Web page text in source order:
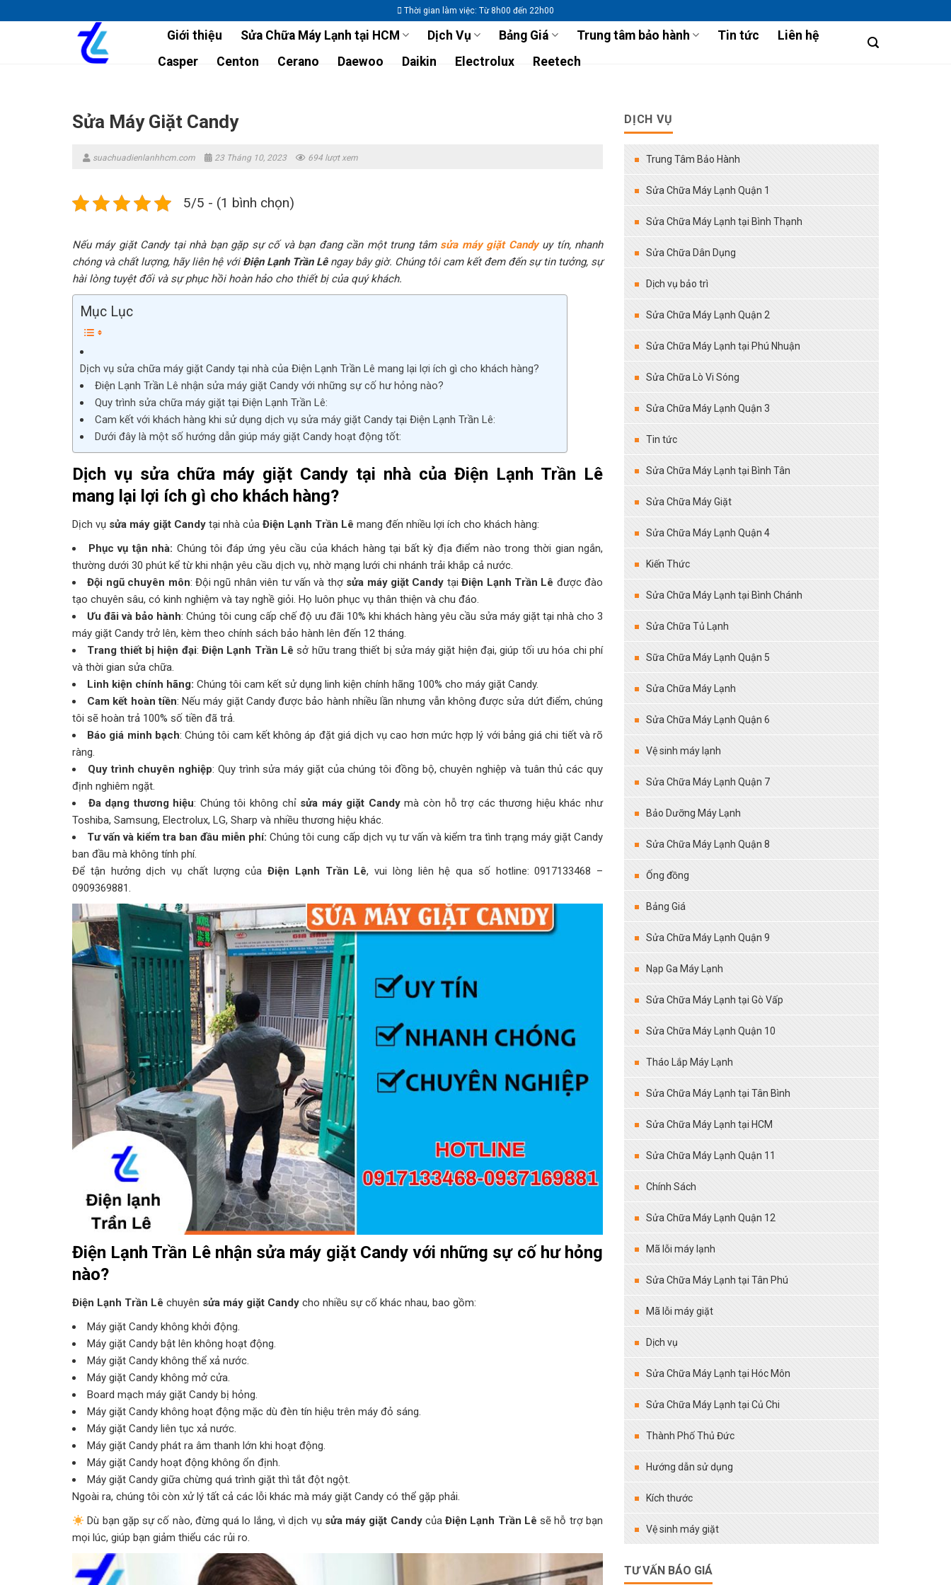
to
Thời gian làm việc: Từ 8h00 đến 22h00
Giới thiệu Sửa Chữa Máy Lạnh tại HCM Dịch Vụ Bảng Giá Trung tâm bảo hành Tin tức
Liên hệ
Casper
Centon Cerano Daewoo Daikin Electrolux Reetech
Sửa Máy Giặt Candy
suachuadienlanhhcm.com 23 Tháng 10, 2023 694 lượt xem
5/5 - (1 bình chọn)
Nếu máy giặt Candy tại nhà bạn gặp sự cố và bạn đang cần một trung tâm sửa máy giặt Candyuy tín, nhanh
chóng và chất lượng, hãy liên hệ với Điện Lạnh Trần Lêngay bây giờ. Chúng tôi cam kết đem đến sự tin tưởng, sự
hài lòng tuyệt đối và sự phục hồi hoàn hảo cho thiết bị của quý khách.
Mục Lục
Dịch vụ sửa chữa máy giặt Candy tại nhà của Điện Lạnh Trần Lê mang lại lợi ích gì cho khách hàng?
Điện Lạnh Trần Lê nhận sửa máy giặt Candy với những sự cố hư hỏng nào?
Quy trình sửa chữa máy giặt tại Điện Lạnh Trần Lê:
Cam kết với khách hàng khi sử dụng dịch vụ sửa máy giặt Candy tại Điện Lạnh Trần Lê:
Dưới đây là một số hướng dẫn giúp máy giặt Candy hoạt động tốt:
Dịch vụ sửa chữa máy giặt Candy tại nhà của Điện Lạnh Trần Lê
mang lại lợi ích gì cho khách hàng?
Dịch vụ sửa máy giặt Candy tại nhà của Điện Lạnh Trần Lê mang đến nhiều lợi ích cho khách hàng:
Phục vụ tận nhà: Chúng tôi đáp ứng yêu cầu của khách hàng tại bất kỳ địa điểm nào trong thời gian ngắn,
thường dưới 30 phút kể từ khi nhận yêu cầu dịch vụ, nhờ mạng lưới chi nhánh trải khắp cả nước.
Đội ngũ chuyên môn: Đội ngũ nhân viên tư vấn và thợ sửa máy giặt Candy tạiĐiện Lạnh Trần Lê được đào
tạo chuyên sâu, có kinh nghiệm và tay nghề giỏi. Họ luôn phục vụ thân thiện và chu đáo.
Ưu đãi và bảo hành: Chúng tôi cung cấp chế độ ưu đãi 10% khi khách hàng yêu cầu sửa máy giặt tại nhà cho 3
máy giặt Candy trở lên, kèm theo chính sách bảo hành lên đến 12 tháng.
Trang thiết bị hiện đại: Điện Lạnh Trần Lê sở hữu trang thiết bị sửa máy giặt hiện đại, giúp tối ưu hóa chi phí
và thời gian sửa chữa.
Linh kiện chính hãng: Chúng tôi cam kết sử dụng linh kiện chính hãng 100% cho máy giặt Candy.
Cam kết hoàn tiền: Nếu máy giặt Candy được bảo hành nhiều lần nhưng vẫn không được sửa dứt điểm, chúng
tôi sẽ hoàn trả 100% số tiền đã trả.
Báo giá minh bạch: Chúng tôi cam kết không áp đặt giá dịch vụ cao hơn mức hợp lý với bảng giá chi tiết và rõ
ràng.
Quy trình chuyên nghiệp: Quy trình sửa máy giặt của chúng tôi đồng bộ, chuyên nghiệp và tuân thủ các quy
định nghiêm ngặt.
Đa dạng thương hiệu: Chúng tôi không chỉ sửa máy giặt Candymà còn hỗ trợ các thương hiệu khác như
Toshiba, Samsung, Electrolux, LG, Sharp và nhiều thương hiệu khác.
Tư vấn và kiểm tra ban đầu miễn phí: Chúng tôi cung cấp dịch vụ tư vấn và kiểm tra tình trạng máy giặt Candy
ban đầu mà không tính phí.
Để tận hưởng dịch vụ chất lượng của Điện Lạnh Trần Lê, vui lòng liên hệ qua số hotline: 0917133468 –
0909369881.
Điện Lạnh Trần Lênhận sửa máy giặt Candyvới những sự cố hư hỏng
nào?
Điện Lạnh Trần Lê chuyên sửa máy giặt Candy cho nhiều sự cố khác nhau, bao gồm:
Máy giặt Candy không khởi động.
Máy giặt Candy bật lên không hoạt động.
Máy giặt Candy không thể xả nước.
Máy giặt Candy không mở cửa.
Board mạch máy giặt Candy bị hỏng.
Máy giặt Candy không hoạt động mặc dù đèn tín hiệu trên máy đỏ sáng.
Máy giặt Candy liên tục xả nước.
Máy giặt Candy phát ra âm thanh lớn khi hoạt động.
Máy giặt Candy hoạt động không ổn định.
Máy giặt Candy giữa chừng quá trình giặt thì tắt đột ngột.
Ngoài ra, chúng tôi còn xử lý tất cả các lỗi khác mà máy giặt Candy có thể gặp phải.
Dù bạn gặp sự cố nào, đừng quá lo lắng, vì dịch vụ sửa máy giặt CandycủaĐiện Lạnh Trần Lê sẽ hỗ trợ bạn
mọi lúc, giúp bạn giảm thiểu các rủi ro.
DỊCH VỤ
Trung Tâm Bảo Hành
Sửa Chữa Máy Lạnh Quận 1
Sửa Chữa Máy Lạnh tại Bình Thạnh
Sửa Chữa Dân Dụng
Dịch vụ bảo trì
Sửa Chữa Máy Lạnh Quận 2
Sửa Chữa Máy Lạnh tại Phú Nhuận
Sửa Chữa Lò Vi Sóng
Sửa Chữa Máy Lạnh Quận 3
Tin tức
Sửa Chữa Máy Lạnh tại Bình Tân
Sửa Chữa Máy Giặt
Sửa Chữa Máy Lạnh Quận 4
Kiến Thức
Sửa Chữa Máy Lạnh tại Bình Chánh
Sửa Chữa Tủ Lạnh
Sữa Chữa Máy Lạnh Quận 5
Sửa Chữa Máy Lạnh
Sửa Chữa Máy Lạnh Quận 6
Vệ sinh máy lạnh
Sửa Chữa Máy Lạnh Quận 7
Bảo Dưỡng Máy Lạnh
Sửa Chữa Máy Lạnh Quận 8
Ống đồng
Bảng Giá
Sửa Chữa Máy Lạnh Quận 9
Nạp Ga Máy Lạnh
Sửa Chữa Máy Lạnh tại Gò Vấp
Sửa Chữa Máy Lạnh Quận 10
Tháo Lắp Máy Lạnh
Sửa Chữa Máy Lạnh tại Tân Bình
Sửa Chữa Máy Lạnh tại HCM
Sửa Chữa Máy Lạnh Quận 11
Chính Sách
Sửa Chữa Máy Lạnh Quận 12
Mã lỗi máy lạnh
Sửa Chữa Máy Lạnh tại Tân Phú
Mã lỗi máy giặt
Dịch vụ
Sửa Chữa Máy Lạnh tại Hóc Môn
Sửa Chữa Máy Lạnh tại Củ Chi
Thành Phố Thủ Đức
Hướng dẫn sử dụng
Kích thước
Vệ sinh máy giặt
TƯ VẤN BÁO GIÁ